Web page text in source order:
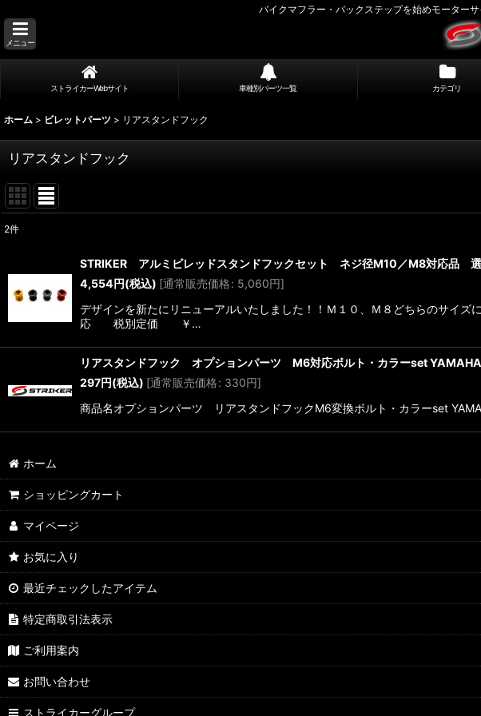
バイクマフラー・バックステップを始めモーター
メニュー
ストライカーWebサイト 車種別パーツ一覧 カテゴリ
ホーム > ビレットパーツ > リアスタンドフック
リアスタンドフック
並び順:
2件
STRIKER アルミビレッドスタンドフックセット ネジ径M10／M8対応品 選
4,554 円(税込) [通常販売価格: 5,060円]
デザインを新たにリニューアルいたしました！！Ｍ１０、Ｍ８どちらのサイ
応 税別定価 ￥…
リアスタンドフック オプションパーツ M6対応ボルト・カラーset
297円(税込) [通常販売価格: 330円]
商品名オプションパーツ リアスタンドフックM6変換ボルト・カラーset
ホーム
ショッピングカート
マイページ
お気に入り
最近チェックしたアイテム
特定商取引法表示
ご利用案内
お問い合わせ
ストライカーグループ